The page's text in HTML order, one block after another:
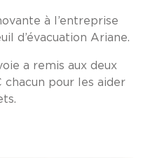
à l’entreprise
d’évacuation Ariane.
a remis aux deux
chacun pour les aider